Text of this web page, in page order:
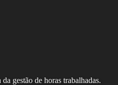
gestão de horas trabalhadas.